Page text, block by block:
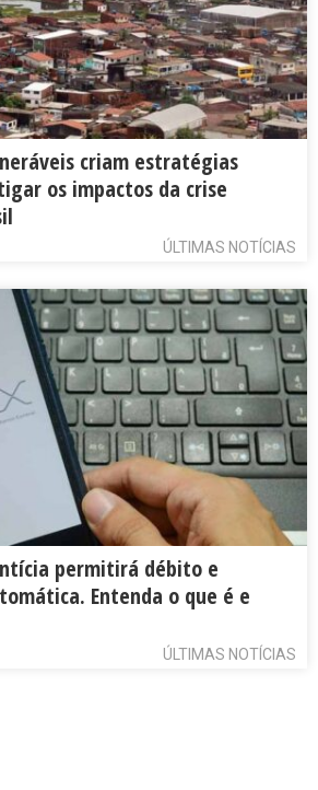
criam estratégias
os impactos da crise
ÚLTIMAS NOTÍCIAS
permitirá débito e
Entenda o que é e
ÚLTIMAS NOTÍCIAS